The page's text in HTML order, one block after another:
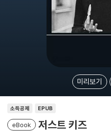
미리보기
소득공제 EPUB
eBook 저스트 키즈